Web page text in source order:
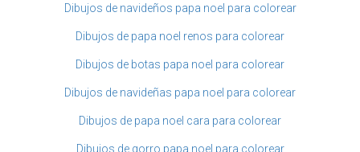
Dibujos de navideños papa noel para colorear
Dibujos de papa noel renos para colorear
Dibujos de botas papa noel para colorear
Dibujos de navideñas papa noel para colorear
Dibujos de papa noel cara para colorear
Dibujos de gorro papa noel para colorear